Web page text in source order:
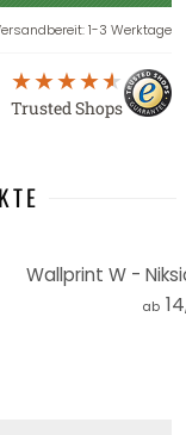
: 1-3 Werktage
Trusted Shops
Wallprint W -
ab